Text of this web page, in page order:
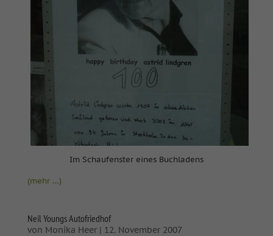
Im Schaufenster eines Buchladens
(mehr …)
Neil Youngs Autofriedhof
von Monika Heer| 12. November 2007